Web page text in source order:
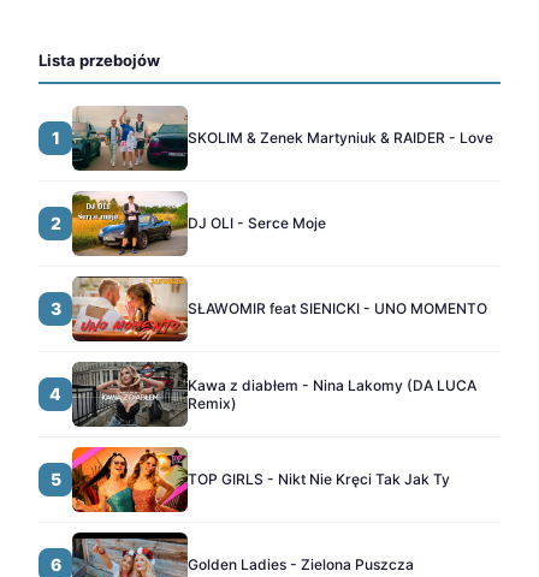
Lista przebojów
1 SKOLIM & Zenek Martyniuk & RAIDER - Love
2 DJ OLI - Serce Moje
3 SŁAWOMIR feat SIENICKI - UNO MOMENTO
4
Kawa z diabłem - Nina Lakomy (DA LUCA
Remix)
5 TOP GIRLS - Nikt Nie Kręci Tak Jak Ty
6 Golden Ladies - Zielona Puszcza